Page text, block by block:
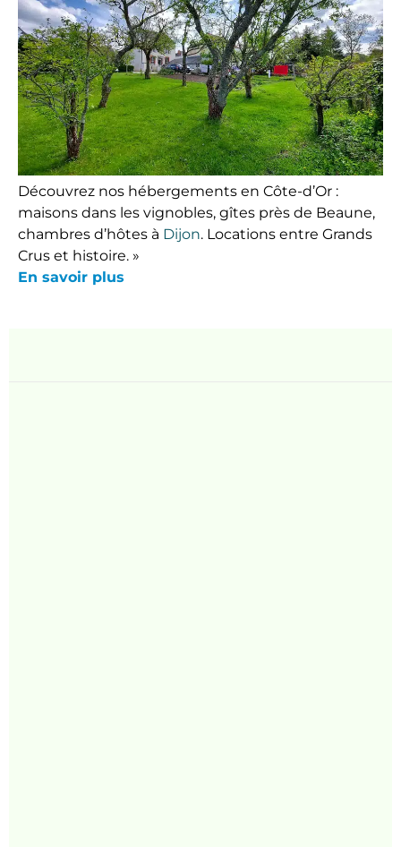
Découvrez nos hébergements en Côte-d’Or :
maisons dans les vignobles, gîtes près de Beaune,
chambres d’hôtes à Dijon. Locations entre Grands
Crus et histoire. »
En savoir plus